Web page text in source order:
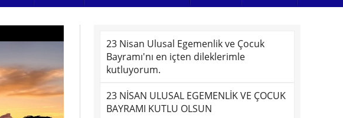
23 Nisan Ulusal Egemenlik ve Çocuk
Bayramı'nı en içten dileklerimle
kutluyorum.
23 NİSAN ULUSAL EGEMENLİK VE ÇOCUK
BAYRAMI KUTLU OLSUN